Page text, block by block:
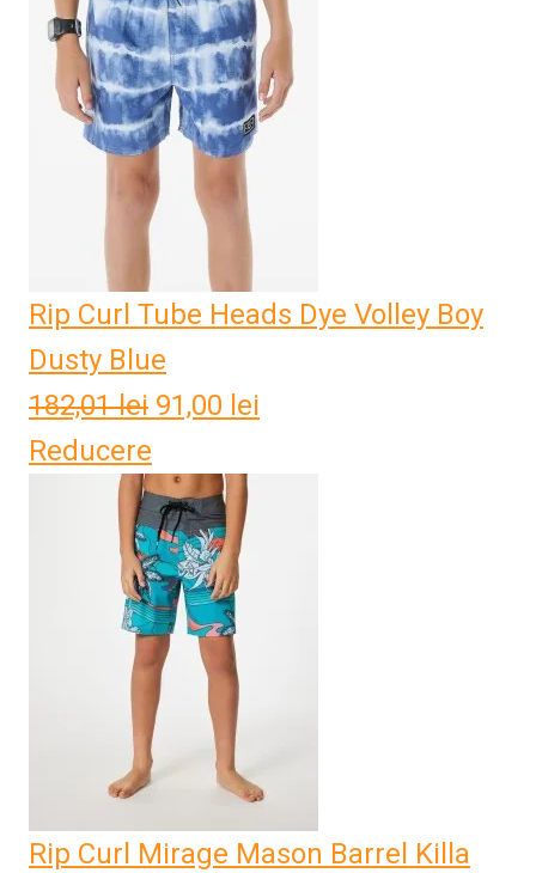
Rip Curl Tube Heads Dye Volley Boy
Dusty Blue
182,01lei Prețul
a
fost:
182,01 lei.
91,00 lei
Reducere
Rip Curl Mirage Mason Barrel Killa